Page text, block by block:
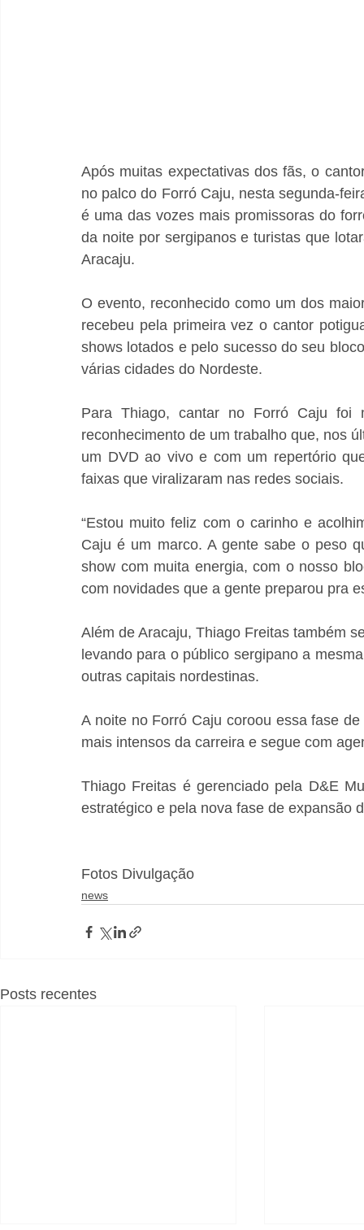
Após muitas expectativas dos fãs, o
no palco do Forró Caju, nesta segunda-
é uma das vozes mais promissoras do
da noite por sergipanos e turistas que
Aracaju.
O evento, reconhecido como um dos
recebeu pela primeira vez o cantor
shows lotados e pelo sucesso do seu
várias cidades do Nordeste.
Para Thiago, cantar no Forró Caju
reconhecimento de um trabalho que, nos
um DVD ao vivo e com um repertório
faixas que viralizaram nas redes sociais.
“Estou muito feliz com o carinho e
Caju é um marco. A gente sabe o peso
show com muita energia, com o nosso
com novidades que a gente preparou pra
Além de Aracaju, Thiago Freitas também
levando para o público sergipano a
outras capitais nordestinas.
A noite no Forró Caju coroou essa fase
mais intensos da carreira e segue com
Thiago Freitas é gerenciado pela D&E
estratégico e pela nova fase de expansão
Fotos Divulgação
news
Posts recentes